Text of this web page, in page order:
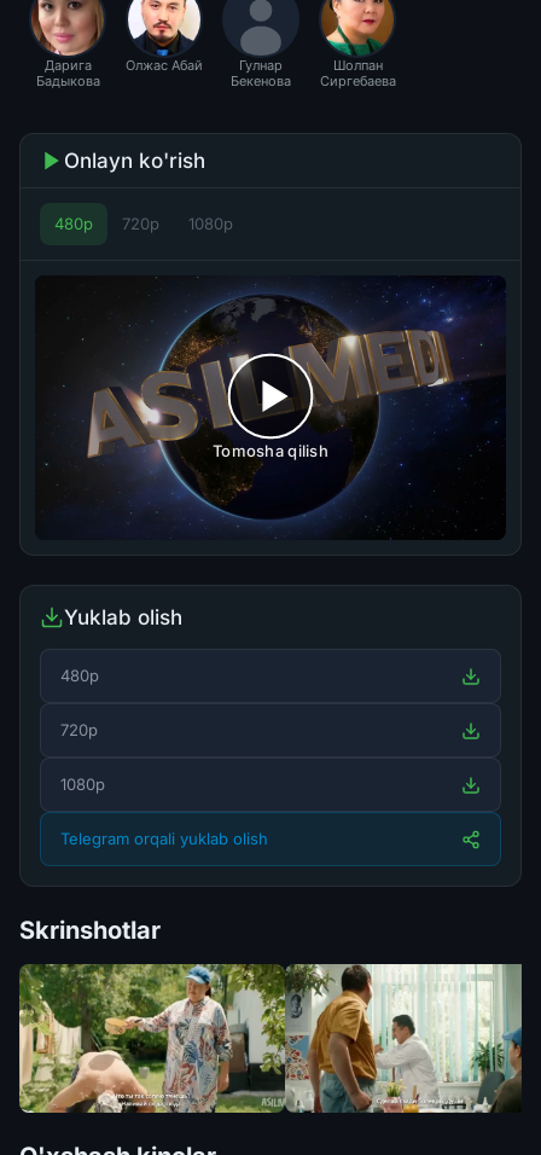
Дарига
Бадыкова
Олжас Абай
Гулнар
Бекенова
Шолпан
Сиргебаева
Onlayn ko'rish
480p 720p 1080p
Tomosha qilish
Yuklab olish
480p
720p
1080p
Telegram orqali yuklab olish
Skrinshotlar